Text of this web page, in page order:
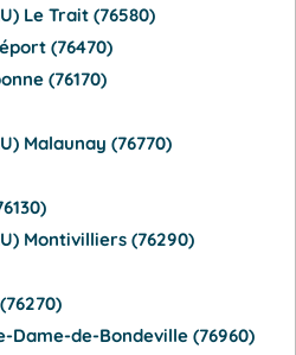
Le Trait (76580)
(76470)
(76170)
Malaunay (76770)
Montivilliers (76290)
de-Bondeville (76960)